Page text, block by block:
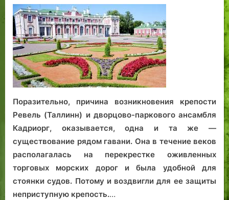
видом
на
Адмиралтейство
Поразительно, причина возникновения крепости
Ревель (Таллинн) и дворцово-паркового ансамбля
Кадриорг, оказывается, одна и та же —
существование рядом гавани. Она в течение веков
располагалась на перекрестке оживленных
торговых морских дорог и была удобной для
стоянки судов. Потому и воздвигли для ее защиты
неприступную крепость.…